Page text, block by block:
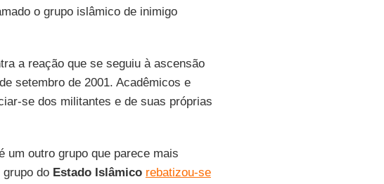
o grupo islâmico de inimigo
a reação que se seguiu à ascensão
setembro de 2001. Acadêmicos e
se dos militantes e de suas próprias
um outro grupo que parece mais
grupo do Estado Islâmico rebatizou-se